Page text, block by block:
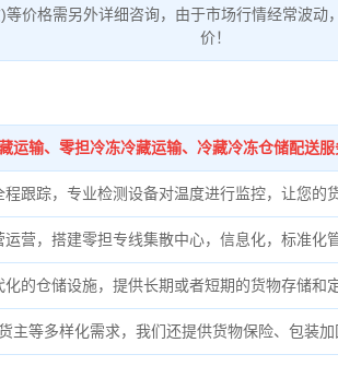
价格需另外详细咨询，由于市场行情经常波动
价！
运输、零担冷冻冷藏运输、冷藏冷冻仓储配送服
程跟踪，专业检测设备对温度进行监控，让您的
运营，搭建零担专线集散中心，信息化，标准化
化的仓储设施，提供长期或者短期的货物存储和
主等多样化需求，我们还提供货物保险、包装加